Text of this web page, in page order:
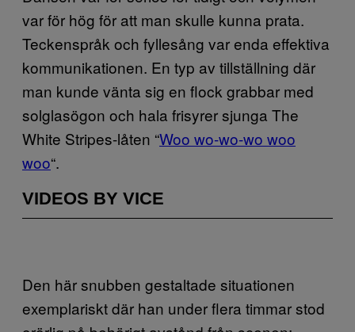
var för hög för att man skulle kunna prata.
Teckenspråk och fyllesång var enda effektiva
kommunikationen. En typ av tillställning där
man kunde vänta sig en flock grabbar med
solglasögon och hala frisyrer sjunga The
White Stripes-låten “Woo wo-wo-wo woo
woo“.
VIDEOS BY VICE
Den här snubben gestaltade situationen
exemplariskt där han under flera timmar stod